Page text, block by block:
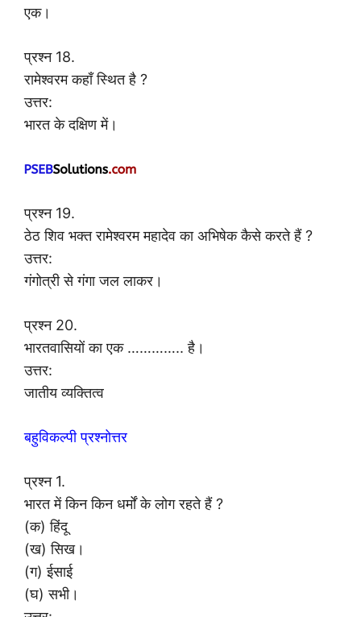
एक।
प्रश्न 18.
रामेश्वरम कहाँ स्थित है ?
उत्तर:
भारत के दक्षिण में।
प्रश्न 19.
ठेठ शिव भक्त रामेश्वरम महादेव का अभिषेक कैसे करते हैं ?
उत्तर:
गंगोत्री से गंगा जल लाकर।
प्रश्न 20.
भारतवासियों का एक ………….. है।
उत्तर:
जातीय व्यक्तित्व
बहुविकल्पी प्रश्नोत्तर
प्रश्न 1.
भारत में किन किन धर्मों के लोग रहते हैं ?
(क) हिंदू
(ख) सिख।
(ग) ईसाई
(घ) सभी।